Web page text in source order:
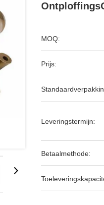
MOQ:
Prijs:
Leveringstermijn:
Betaalmethode: